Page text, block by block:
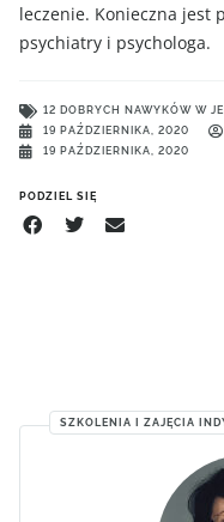
leczenie. Konieczna jest
psychiatry i psychologa.
12 DOBRYCH NAWYKÓW W
19 PAŹDZIERNIKA, 2020
19 PAŹDZIERNIKA, 2020
PODZIEL SIĘ
SZKOLENIA I ZAJĘCIA